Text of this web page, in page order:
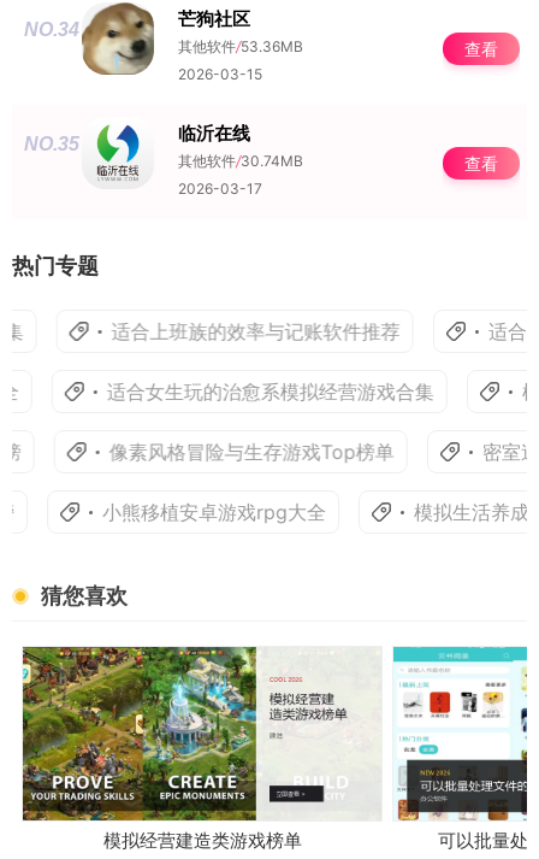
NO.34 芒狗社区
其他软件/53.36MB
2026-03-15
查看
NO.35 临沂在线
其他软件/30.74MB
2026-03-17
查看
热门专题
适合上班族的效率与记账软件推荐 适合学
适合女生玩的治愈系模拟经营游戏合集 模
像素风格冒险与生存游戏Top榜单 密室逃
小熊移植安卓游戏rpg大全 模拟生活养成游
猜您喜欢
模拟经营建造类游戏榜单 可以批量处